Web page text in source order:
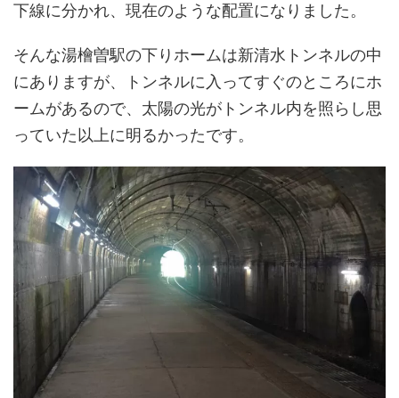
下線に分かれ、現在のような配置になりました。
そんな湯檜曽駅の下りホームは新清水トンネルの中
にありますが、トンネルに入ってすぐのところにホ
ームがあるので、太陽の光がトンネル内を照らし思
っていた以上に明るかったです。